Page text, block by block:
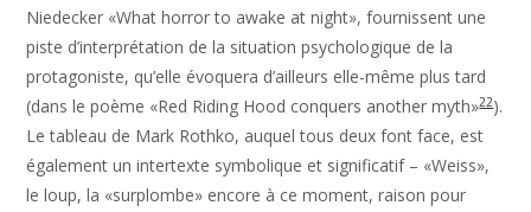
Niedecker «What horror to awake at night», fournissent une
piste d’interprétation de la situation psychologique de la
protagoniste, qu’elle évoquera d’ailleurs elle-même plus tard
(dans le poème «Red Riding Hood conquers another myth»22).
Le tableau de Mark Rothko, auquel tous deux font face, est
également un intertexte symbolique et significatif – «Weiss»,
le loup, la «surplombe» encore à ce moment, raison pour